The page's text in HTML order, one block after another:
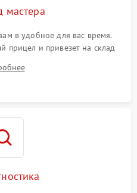
мастера
в удобное для вас время.
прицел и привезет на склад